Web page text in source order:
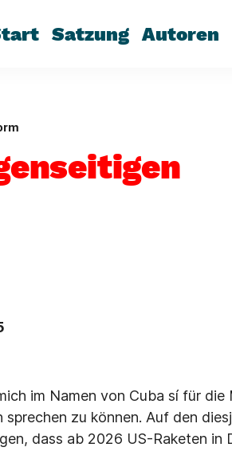
Satzung Autoren
im Namen von Cuba sí für die
zu können. Auf den
dass ab 2026 US-Raketen in